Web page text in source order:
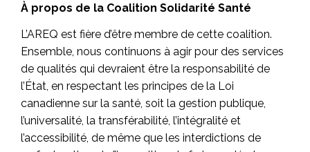
À propos de la Coalition Solidarité Santé
L’AREQ est fière d’être membre de cette coalition.
Ensemble, nous continuons à agir pour des services
de qualités qui devraient être la responsabilité de
l’État, en respectant les principes de la Loi
canadienne sur la santé, soit la gestion publique,
l’universalité, la transférabilité, l’intégralité et
l’accessibilité, de même que les interdictions de